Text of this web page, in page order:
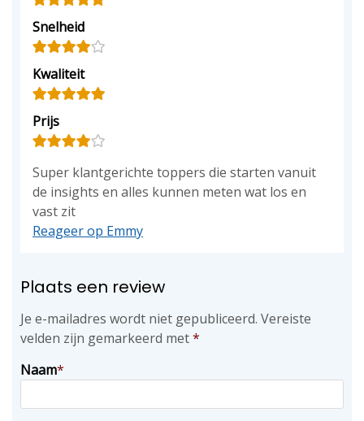
Snelheid
Kwaliteit
Prijs
Super klantgerichte toppers die starten vanuit
de insights en alles kunnen meten wat los en
vast zit
Reageer op Emmy
Plaats een review
Je e-mailadres wordt niet gepubliceerd. Vereiste
velden zijn gemarkeerd met*
Naam*